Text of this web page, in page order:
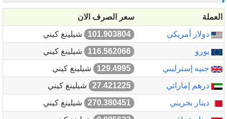
العملة
سعر الصرف الان
دولار أمريكي
101.903804
شيلينغ كيني
يورو
116.562066
شيلينغ كيني
جنيه إسترليني
129.4995
شيلينغ كيني
درهم إماراتي
27.421225
شيلينغ كيني
دينار بحريني
270.380451
شيلينغ كيني